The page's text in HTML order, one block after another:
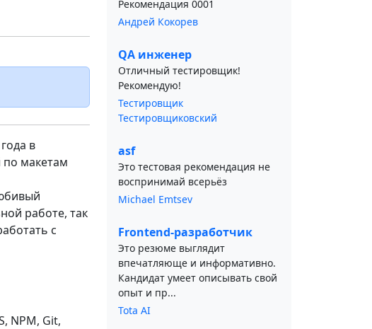
в
по макетам
работе, так
с
NPM, Git,
Рекомендация 0001
Андрей Кокорев
QA инженер
Отличный тестировщик!
Рекомендую!
Тестировщик
Тестировщиковский
asf
Это тестовая рекомендация не
воспринимай всерьёз
Michael Emtsev
Frontend-разработчик
Это резюме выглядит
впечатляюще и информативно.
Кандидат умеет описывать свой
опыт и пр...
Tota AI